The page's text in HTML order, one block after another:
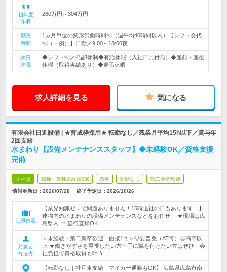
初年度
年収
280万円～304万円
勤務
時間
1ヵ月単位の変形労働時間制（週平均40時間以内）【シフト交代
制（一例）】日勤／9:00～18:00夜…
休日
休暇
◆シフト制／4週8休制◆有給休暇（入社日に付与）◆産前・産後
休暇（取得実績あり）◆慶弔休暇
求人詳細を見る 気になる
有限会社日進設備 | ★育成枠採用★ 転勤なし／残業月平均15h以下／賞与年
2回支給
水まわり【設備メンテナンススタッフ】◆未経験OK／資格支援
完備
正社員 職種・業種未経験OK 急募 転勤なし 第二新卒歓迎
情報更新日：2026/07/28 終了予定日： 2026/10/26
仕事内容
【業界知識ゼロで問題ありません！15時退社の日もあります！】
建物内の水まわりの設備メンテナンスなどをお任せ！ ★現場は広
島県内 ⇒ 直行直帰OK
対象と
なる方
＜未経験・第二新卒歓迎｜面接1回＞◎要普免（AT可）◎高卒以
上 ★働きやすさを重視したい方・手に職を付けたい方はぜひ→会
社負担で資格取得も叶う
【転勤なし｜社用車支給｜マイカー通勤もOK】 広島県広島市南